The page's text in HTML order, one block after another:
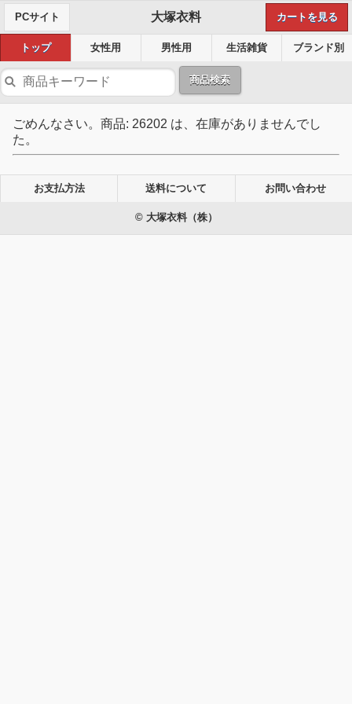
PCサイト 大塚衣料 カートを見る
トップ 女性用 男性用 生活雑貨 ブランド別
商品検索
ごめんなさい。商品: 26202 は、在庫がありませんでし
た。
お支払方法 送料について お問い合わせ
© 大塚衣料（株）